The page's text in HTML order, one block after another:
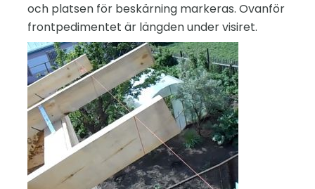
och platsen för beskärning markeras. Ovanför
frontpedimentet är längden under visiret.